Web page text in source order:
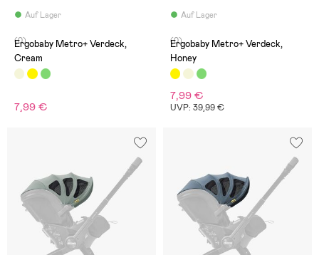
Auf Lager
(0)
Ergobaby Metro+ Verdeck,
Cream
7,99 €
Auf Lager
(0)
Ergobaby Metro+ Verdeck,
Honey
7,99 €
UVP: 39,99 €